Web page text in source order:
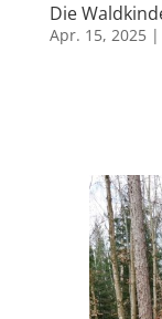
Die
Apr. 15, 2025|